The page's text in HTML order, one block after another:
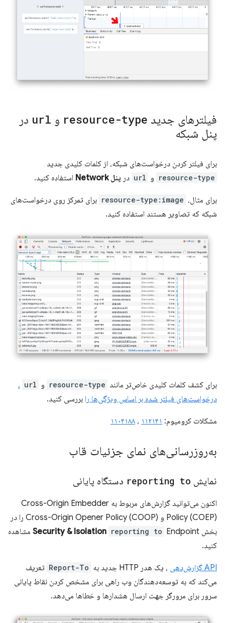
فیلترهای جدید resource-type و url در
پنل شبکه
برای فیلتر کردن درخواست‌های شبکه، از کلمات کلیدی جدید
resource-type و url در پنل Network استفاده کنید.
برای مثال، resource-type:image برای تمرکز روی درخواست‌های
شبکه که تصاویر هستند استفاده کنید.
برای کشف کلمات کلیدی خاص‌تر مانند resource-type و url ،
درخواست‌های فیلتر شده بر اساس ویژگی‌ها را بررسی کنید.
مشکلات کرومیوم: ۱۱۲۱۴۱ ، ۱۱۰۴۱۸۸
به‌روزرسانی‌های نمای جزئیات قاب
نمایش reporting to دستگاه پایانی
اکنون می‌توانید گزارش‌های مربوط به Cross-Origin Embedder
Policy (COEP) و Cross-Origin Opener Policy (COOP) را در
بخش
Security & Isolation reporting to
Endpoint مشاهده
کنید.
API گزارش‌دهی ، یک هدر HTTP جدید به Report-To تعریف
می‌کند که به توسعه‌دهندگان وب راهی برای مشخص کردن نقاط پایانی
سرور برای مرورگر جهت ارسال هشدارها و خطاها می‌دهد.